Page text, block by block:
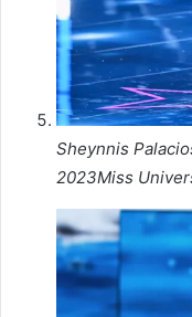
Sheynnis
2023Miss